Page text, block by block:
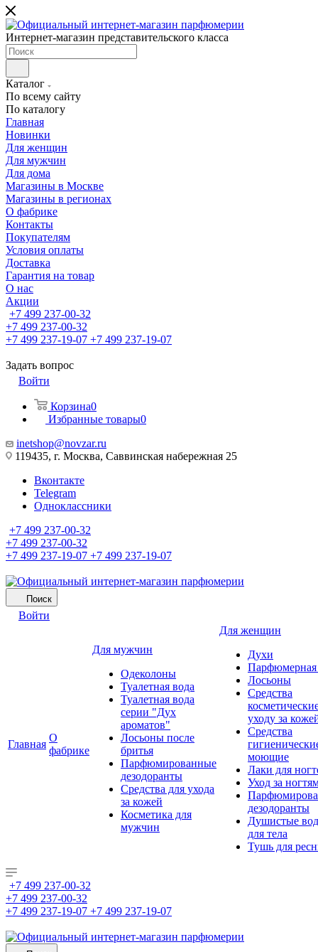
Интернет-магазин представительского класса
Каталог
По всему сайту
По каталогу
Главная
Новинки
Для женщин
Для мужчин
Для дома
Магазины в Москве
Магазины в регионах
О фабрике
Контакты
Покупателям
Условия оплаты
Доставка
Гарантия на товар
О нас
Акции
+7 499 237-00-32
+7 499 237-00-32
+7 499 237-19-07 +7 499 237-19-07
Задать вопрос
Войти
Корзина0
Избранные товары0
inetshop@novzar.ru
119435, г. Москва, Саввинская набережная 25
Вконтакте
Telegram
Одноклассники
+7 499 237-00-32
+7 499 237-00-32
+7 499 237-19-07 +7 499 237-19-07
Поиск
Войти
Главная
О
фабрике
Для мужчин
Одеколоны
Туалетная вода
Туалетная вода
серии "Дух
ароматов"
Лосьоны после
бритья
Парфюмированные
дезодоранты
Средства для ухода
за кожей
Косметика для
мужчин
Для женщин
Духи
Парфюмерная
Лосьоны
Средства
уходу за
Средства
моющие
Лаки для
Уход за
дезодоранты
Душистые
для тела
Тушь для
+7 499 237-00-32
+7 499 237-00-32
+7 499 237-19-07 +7 499 237-19-07